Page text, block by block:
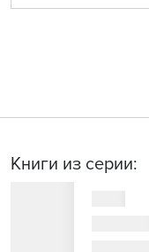
Книги из серии: